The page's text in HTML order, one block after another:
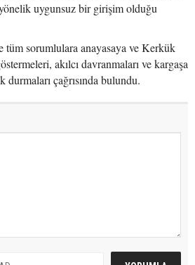
uygunsuz bir girişim olduğu
sorumlulara anayasaya ve Kerkük
akılcı davranmaları ve kargaşa
durmaları çağrısında bulundu.